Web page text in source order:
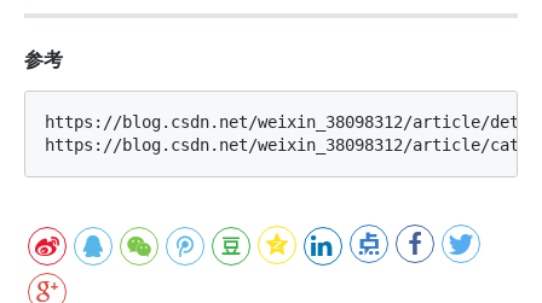
参考
https://blog.csdn.net/weixin_38098312/article/